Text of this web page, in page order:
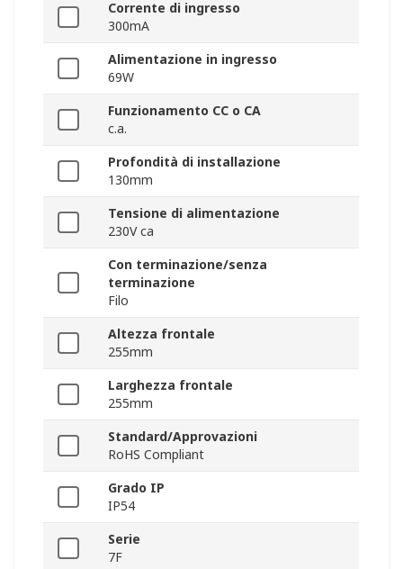
Corrente di ingresso
300mA
Alimentazione in ingresso
69W
Funzionamento CC o CA
c.a.
Profondità di installazione
130mm
Tensione di alimentazione
230V ca
Con terminazione/senza
terminazione
Filo
Altezza frontale
255mm
Larghezza frontale
255mm
Standard/Approvazioni
RoHS Compliant
Grado IP
IP54
Serie
7F